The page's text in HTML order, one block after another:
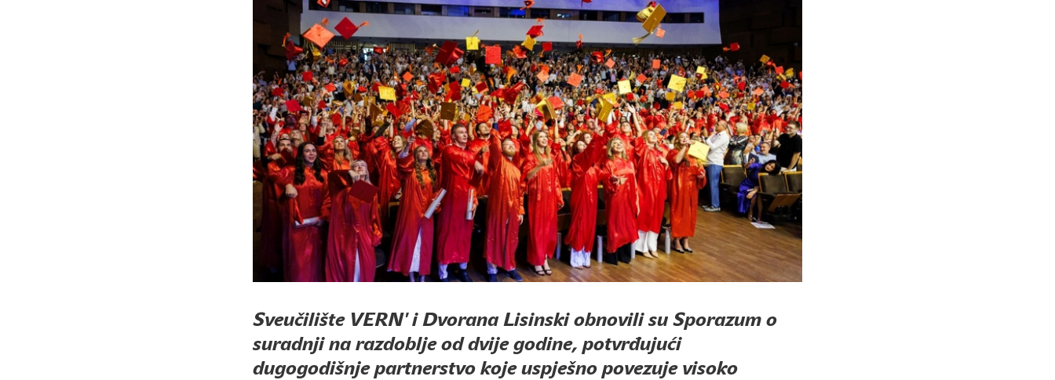
Sveučilište VERN' i Dvorana Lisinski obnovili su Sporazum o
suradnji na razdoblje od dvije godine, potvrđujući
dugogodišnje partnerstvo koje uspješno povezuje visoko